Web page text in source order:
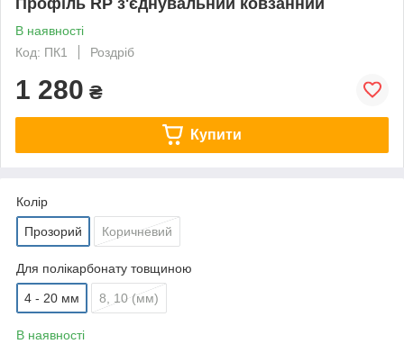
В наявності
Код: ПК1
Роздріб
1 280 ₴
Купити
Колір
Прозорий Коричневий
Для полікарбонату товщиною
4 - 20 мм 8, 10 (мм)
В наявності